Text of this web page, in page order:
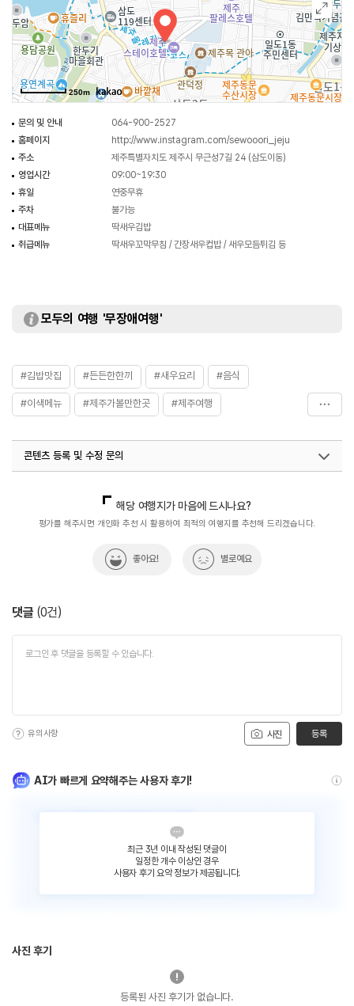
250m
문의 및 안내
064-900-2527
홈페이지
http://www.instagram.com/sewooori_jeju
주소
제주특별자치도 제주시 무근성7길 24 (삼도이동)
영업시간
09:00~19:30
휴일
연중무휴
주차
불가능
대표메뉴
딱새우김밥
취급메뉴
딱새우꼬막무침 / 간장새우컵밥 / 새우모듬튀김 등
모두의 여행 '무장애여행'
#김밥맛집 #든든한한끼 #새우요리 #음식
#이색메뉴 #제주가볼만한곳 #제주여행
콘텐츠 등록 및 수정 문의
해당 여행지가 마음에 드시나요?
평가를 해주시면 개인화 추천 시 활용하여 최적의 여행지를 추천해 드리겠습니다.
좋아요! 별로예요
댓글 (0건)
사진
유의사항 등록
AI가 빠르게 요약해주는 사용자 후기!
최근 3년 이내 작성된 댓글이
일정한 개수 이상인 경우
사용자 후기 요약 정보가 제공됩니다.
사진 후기
등록된 사진 후기가 없습니다.